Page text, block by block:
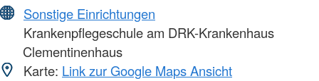
Sonstige Einrichtungen
Krankenpflegeschule am DRK-Krankenhaus
Clementinenhaus
Karte: Link zur Google Maps Ansicht